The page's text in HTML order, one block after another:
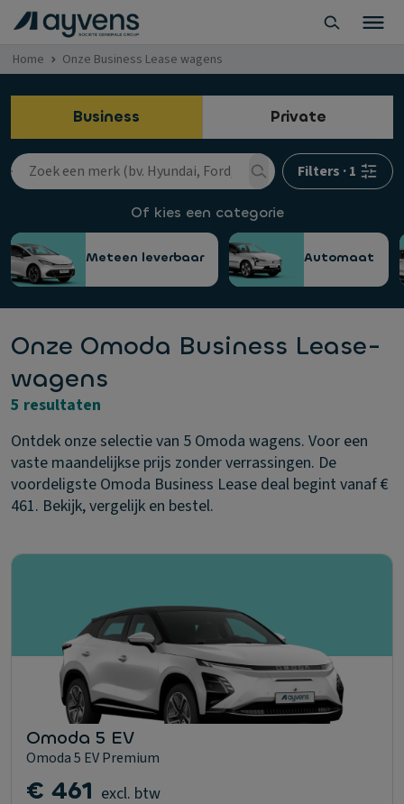
Home Onze Business Lease wagens
Business Private
Filters ·1
Of kies een categorie
Meteen leverbaar Automaat
Onze Omoda Business Lease-
wagens
5 resultaten
Ontdek onze selectie van 5 Omoda wagens. Voor een
vaste maandelijkse prijs zonder verrassingen. De
voordeligste Omoda Business Lease deal begint vanaf €
461. Bekijk, vergelijk en bestel.
Omoda 5 EV
Omoda 5 EV Premium
€ 461 excl. btw